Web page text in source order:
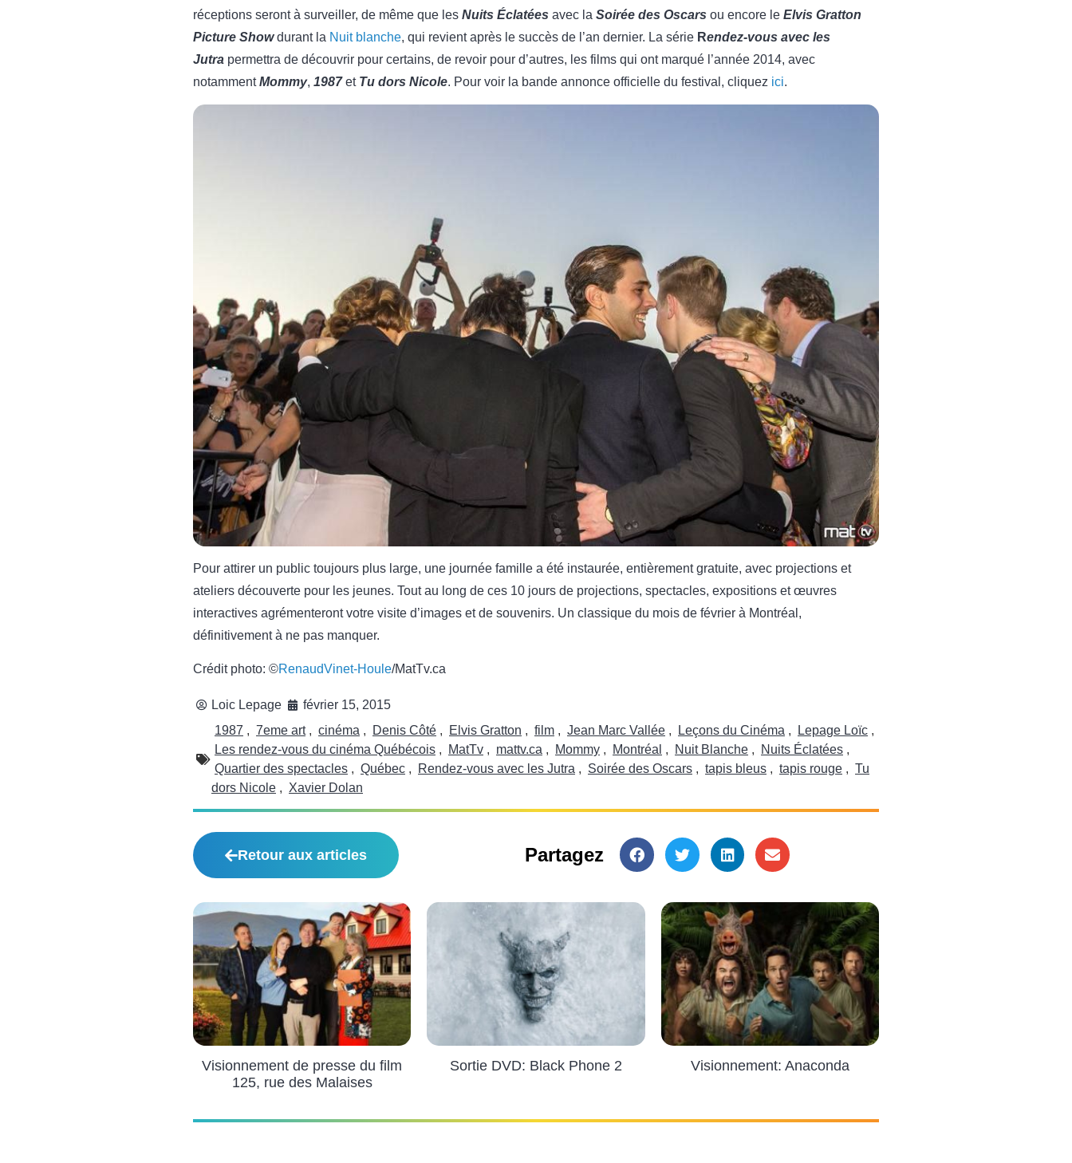
réceptions seront à surveiller, de même que les Nuits Éclatées avec la Soirée des Oscars ou encore le Elvis Gratton
Picture Showdurant la Nuit blanche, qui revient après le succès de l’an dernier. La série Rendez-vous avec les
Jutra permettra de découvrir pour certains, de revoir pour d’autres, les films qui ont marqué l’année 2014, avec
notammentMommy, 1987etTu dors Nicole. Pour voir la bande annonce officielle du festival, cliquez ici.
Pour attirer un public toujours plus large, une journée famille a été instaurée, entièrement gratuite, avec projections et
ateliers découverte pour les jeunes. Tout au long de ces 10 jours de projections, spectacles, expositions et œuvres
interactives agrémenteront votre visite d’images et de souvenirs. Un classique du mois de février à Montréal,
définitivement à ne pas manquer.
Crédit photo: ©RenaudVinet-Houle/MatTv.ca
Loic Lepage
février 15, 2015
1987 , 7eme art , cinéma , Denis Côté , Elvis Gratton , film , Jean Marc Vallée , Leçons du Cinéma , Lepage Loïc ,
Les rendez-vous du cinéma Québécois , MatTv , mattv.ca , Mommy , Montréal , Nuit Blanche , Nuits Éclatées ,
Quartier des spectacles , Québec , Rendez-vous avec les Jutra , Soirée des Oscars , tapis bleus , tapis rouge , Tu
dors Nicole , Xavier Dolan
Retour aux articles Partagez
Visionnement de presse du film
125, rue des Malaises
Sortie DVD: Black Phone 2 Visionnement: Anaconda